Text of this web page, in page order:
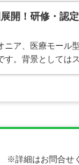
開！研修・認
ニア、医療モール
す。背景として
詳細はお問合せ